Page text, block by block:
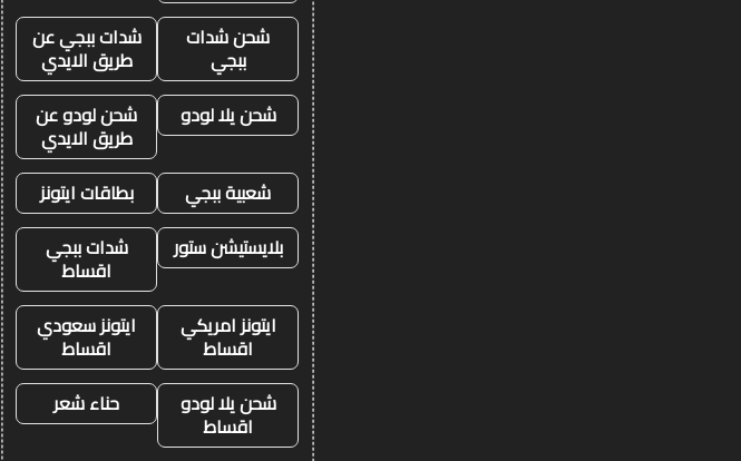
شحن شدات
ببجي
شدات ببجي عن
طريق الايدي
شحن يلا لودو
شحن لودو عن
طريق الايدي
شعبية ببجي
بطاقات ايتونز
بلايستيشن ستور
شدات ببجي
اقساط
ايتونز امريكي
اقساط
ايتونز سعودي
اقساط
شحن يلا لودو
اقساط
حناء شعر